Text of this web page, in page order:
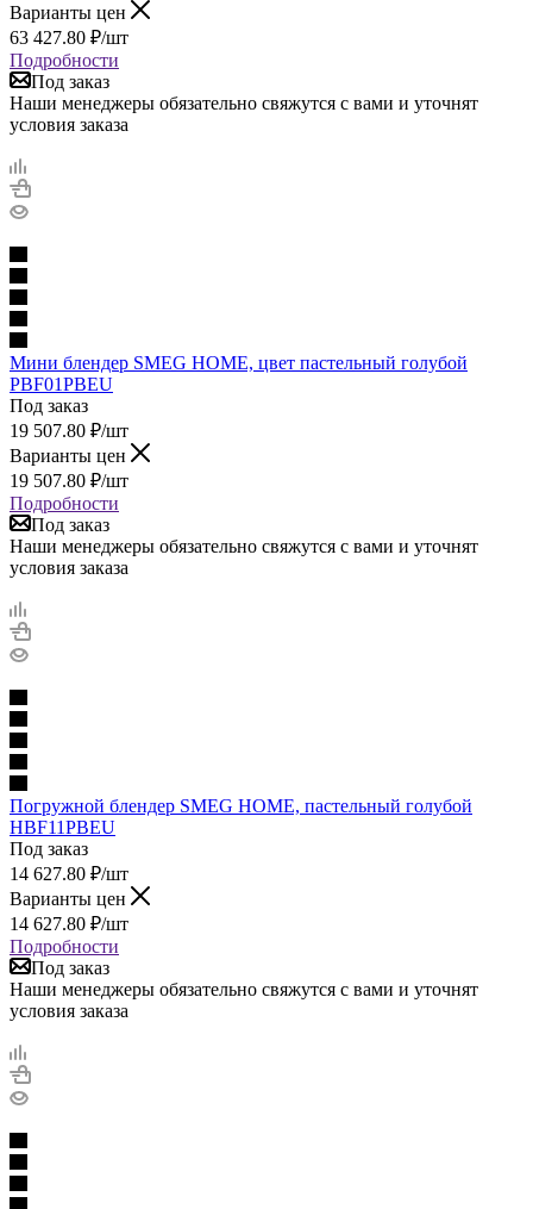
Варианты цен
63 427.80 ₽/шт
Подробности
Под заказ
Наши менеджеры обязательно свяжутся с вами и уточнят
условия заказа
Мини блендер SMEG HOME, цвет пастельный голубой
PBF01PBEU
Под заказ
19 507.80 ₽/шт
Варианты цен
19 507.80 ₽/шт
Подробности
Под заказ
Наши менеджеры обязательно свяжутся с вами и уточнят
условия заказа
Погружной блендер SMEG HOME, пастельный голубой
HBF11PBEU
Под заказ
14 627.80 ₽/шт
Варианты цен
14 627.80 ₽/шт
Подробности
Под заказ
Наши менеджеры обязательно свяжутся с вами и уточнят
условия заказа